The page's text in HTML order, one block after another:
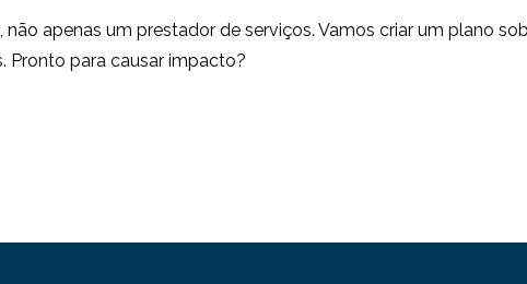
apenas um prestador de serviços. Vamos criar um plano
Pronto para causar impacto?